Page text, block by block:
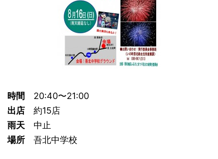
時間 20:40〜21:00
出店 約15店
雨天 中止
場所 吾北中学校